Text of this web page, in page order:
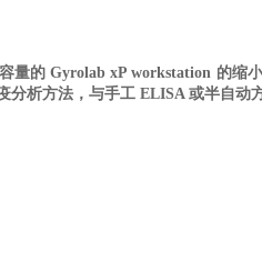
量的 Gyrolab xP workstation 的缩
分析方法，与手工 ELISA 或半自动